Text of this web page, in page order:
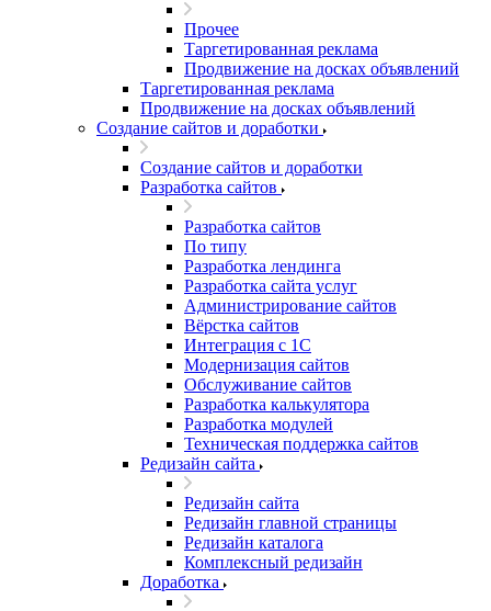
Прочее
Таргетированная реклама
Продвижение на досках объявлений
Таргетированная реклама
Продвижение на досках объявлений
Создание сайтов и доработки
Создание сайтов и доработки
Разработка сайтов
Разработка сайтов
По типу
Разработка лендинга
Разработка сайта услуг
Администрирование сайтов
Вёрстка сайтов
Интеграция с 1С
Модернизация сайтов
Обслуживание сайтов
Разработка калькулятора
Разработка модулей
Техническая поддержка сайтов
Редизайн сайта
Редизайн сайта
Редизайн главной страницы
Редизайн каталога
Комплексный редизайн
Доработка